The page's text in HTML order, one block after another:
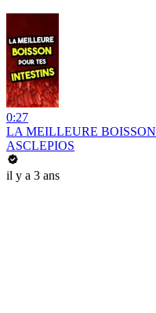
0:27
LA MEILLEURE
ASCLEPIOS
il y a 3 ans